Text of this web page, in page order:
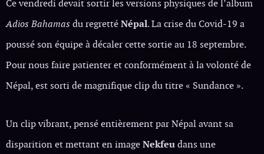
Ce vendredi devait sortir les versions physiques de l’album
Adios Bahamas du regrettéNépal. La crise du Covid-19 a
poussé son équipe à décaler cette sortie au 18 septembre.
Pour nous faire patienter et conformément à la volonté de
Népal, est sorti de magnifique clip du titre « Sundance ».
Un clip vibrant, pensé entièrement par Népal avant sa
disparition et mettant en imageNekfeudans une